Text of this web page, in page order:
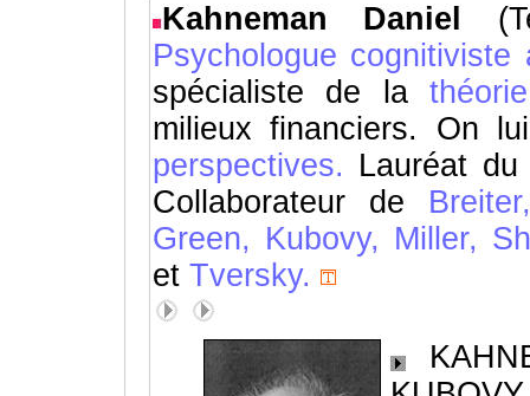
Kahneman Daniel
Psychologue
spécialiste de la
milieux financiers. On
perspectives. Lauréat
Collaborateur de
Green, Kubovy, Miller,
etTversky.